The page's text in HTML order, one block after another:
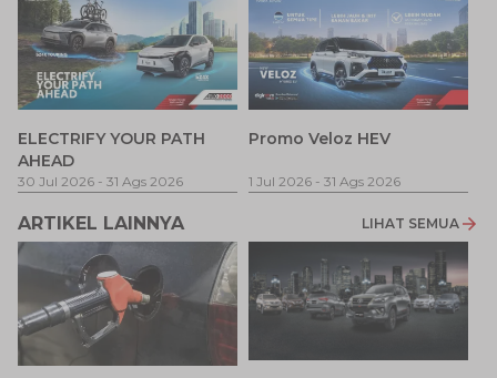
ELECTRIFY YOUR PATH
AHEAD
30 Jul 2026 - 31 Ags 2026
Promo Veloz HEV
1 Jul 2026 - 31 Ags 2026
ARTIKEL LAINNYA LIHAT SEMUA